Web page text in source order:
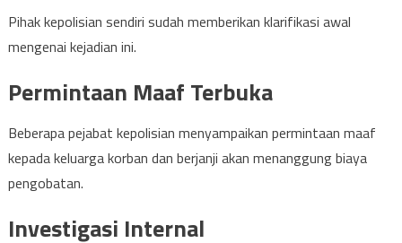
Pihak kepolisian sendiri sudah memberikan klarifikasi awal
mengenai kejadian ini.
Permintaan Maaf Terbuka
Beberapa pejabat kepolisian menyampaikan permintaan maaf
kepada keluarga korban dan berjanji akan menanggung biaya
pengobatan.
Investigasi Internal